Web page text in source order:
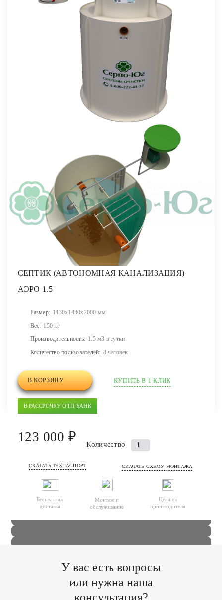
СЕПТИК (АВТОНОМНАЯ КАНАЛИЗАЦИЯ)
АЭРО 1.5
Размер: 1430x1430x2000 мм
Вес: 150 кг
Производительность: 1.5 м3 в сутки
Количество пользователей: 8 человек
В КОРЗИНУ КУПИТЬ В 1 КЛИК
В РАССРОЧКУ ОТП БАНК
123 000 ₽ Количество Количество
Септик
(автономная
канализация)
СКАЧАТЬ ТЕХПАСПОРТ СКАЧАТЬ СХЕМУ МОНТАЖА
Бесплатная
доставка
Монтаж и
обслуживание
Цена от
производителя
У вас есть вопросы
или нужна наша
консультация?